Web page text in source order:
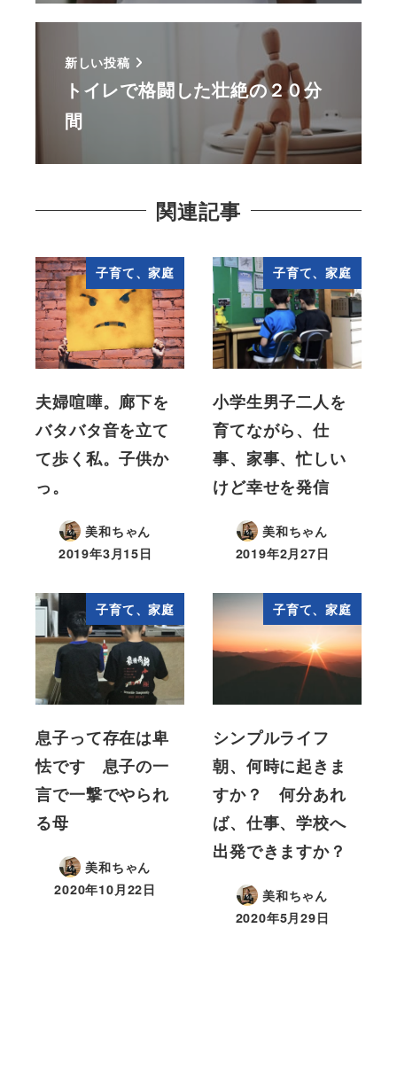
新しい投稿
トイレで格闘した壮絶の２０分
間
関連記事
子育て、家庭
夫婦喧嘩。廊下を
バタバタ音を立て
て歩く私。子供か
っ。
美和ちゃん
2019年3月15日
子育て、家庭
小学生男子二人を
育てながら、仕
事、家事、忙しい
けど幸せを発信
美和ちゃん
2019年2月27日
子育て、家庭
息子って存在は卑
怯です 息子の一
言で一撃でやられ
る母
美和ちゃん
2020年10月22日
子育て、家庭
シンプルライフ
朝、何時に起きま
すか？ 何分あれ
ば、仕事、学校へ
出発できますか？
美和ちゃん
2020年5月29日